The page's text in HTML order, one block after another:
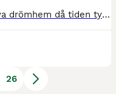
​Nu söker vår fina Rico efter sitt nya drömhem då tiden tyvärr inte räcker till. ​Rico är en otroligt positiv häst som vill arbeta och lära sig nya saker. Han gillar när man rids med mjuk hand och tydliga hjälper. Han har en fin hoppstam, älskar att hoppa och drar sig till hinder utan att stanna med fin teknik. Passar även utmärkt till fälttävlan. ​Han är grön för sin ålde
26